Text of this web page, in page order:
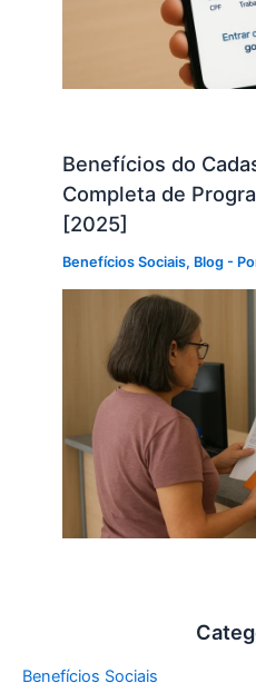
Benefícios do
Completa de
[2025]
Benefícios Sociais, Blog -
Benefícios Sociais